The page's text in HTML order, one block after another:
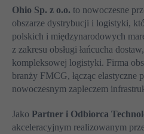
Ohio Sp. z o.o. to nowoczesne
obszarze dystrybucji i logistyki,
polskich i międzynarodowych
z zakresu obsługi łańcucha
kompleksowej logistyki. Firma
branży FMCG, łącząc elastyczne
nowoczesnym zapleczem
Jako Partner i Odbiorca
akceleracyjnym realizowanym